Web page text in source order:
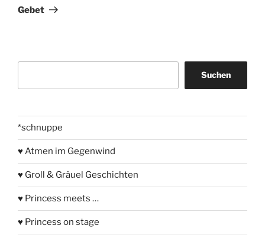
Beitrag
Gebet
Suchen
*schnuppe
♥ Atmen im Gegenwind
♥ Groll & Gräuel Geschichten
♥ Princess meets …
♥ Princess on stage